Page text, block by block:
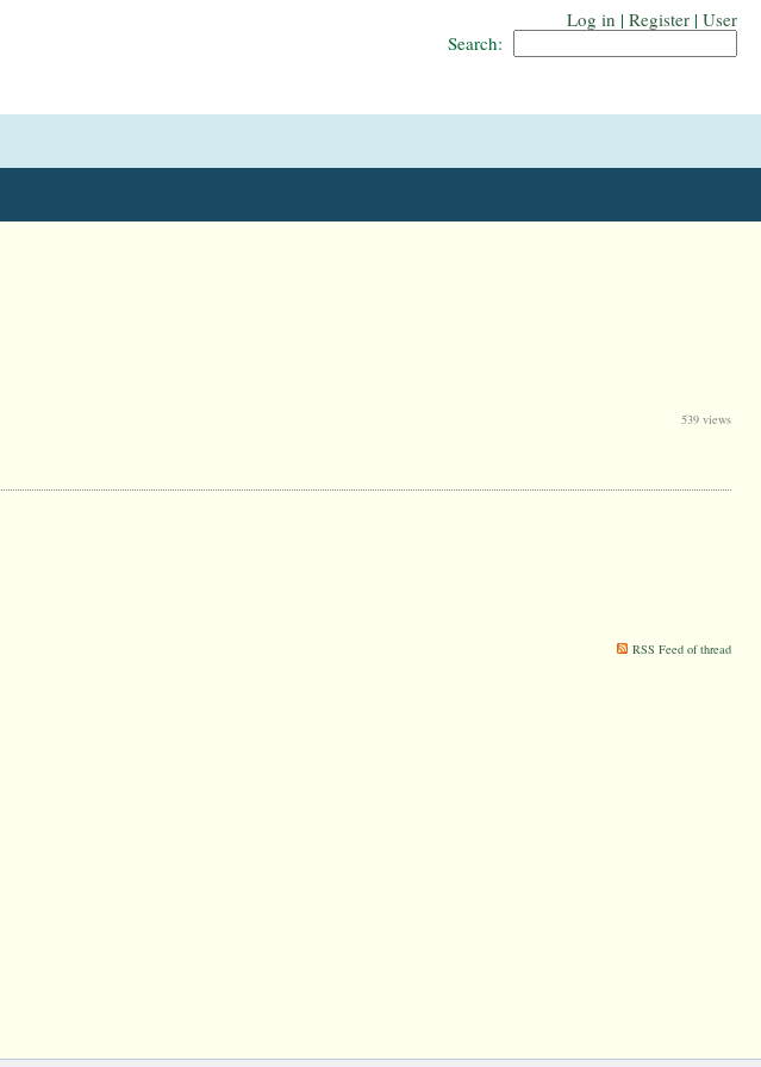
Log in | Register | User
Search:
539 views
RSS Feed of thread